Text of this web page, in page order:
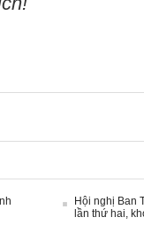
Hội nghị Ban
lần thứ hai,